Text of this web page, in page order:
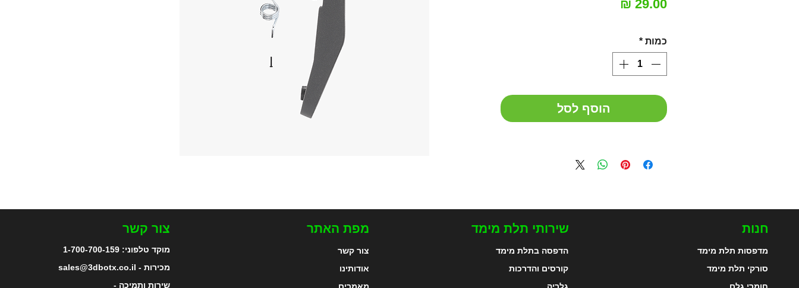
כמות *
הוסף לסל
צור קשר
מוקד טלפוני:1-700-700-159
מכירות - sales@3dbotx.co.il
שירות ותמיכה -
מפת האתר
צור קשר
אודותינו
מאמרים
שירותי תלת מימד
הדפסה בתלת מימד
קורסים והדרכות
גלריה
חנות
מדפסות תלת מימד
סורקי תלת מימד
חומרי גלם